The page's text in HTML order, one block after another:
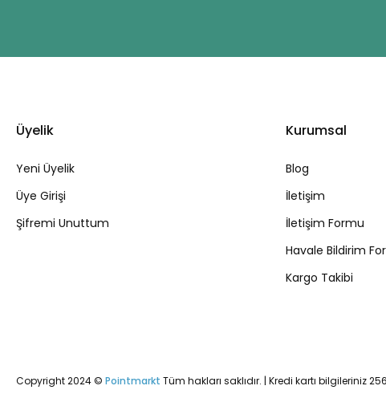
Üyelik
Yeni Üyelik
Üye Girişi
Şifremi Unuttum
Kurumsal
Blog
İletişim
İletişim Formu
Havale Bildirim
Kargo Takibi
Copyright 2024 © Pointmarkt Tüm hakları saklıdır. | Kredi kartı bilgileriniz